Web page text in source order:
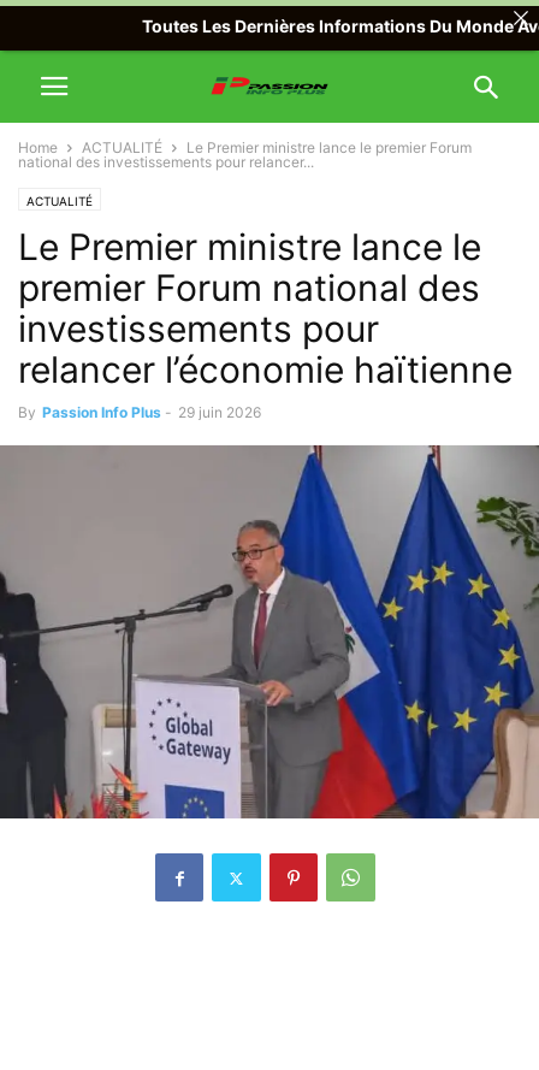
Home ACTUALITÉ
Le Premier ministre lance le premier Forum
national des investissements pour relancer...
ACTUALITÉ
Le Premier ministre lance le
premier Forum national des
investissements pour
relancer l’économie haïtienne
By Passion Info Plus - 29 juin 2026
Toutes Les Dernières Informations Du Monde